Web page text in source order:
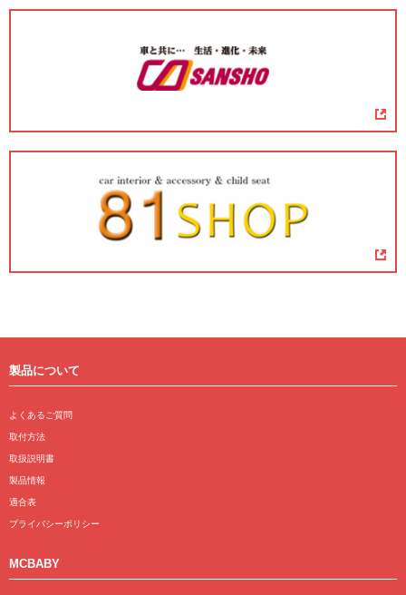
製品について
よくあるご質問
取付方法
取扱説明書
製品情報
適合表
プライバシーポリシー
MCBABY